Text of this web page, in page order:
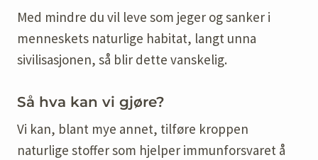
Med mindre du vil leve som jeger og sanker i
menneskets naturlige habitat, langt unna
sivilisasjonen, så blir dette vanskelig.
Så hva kan vi gjøre?
Vi kan, blant mye annet, tilføre kroppen
naturlige stoffer som hjelper immunforsvaret å